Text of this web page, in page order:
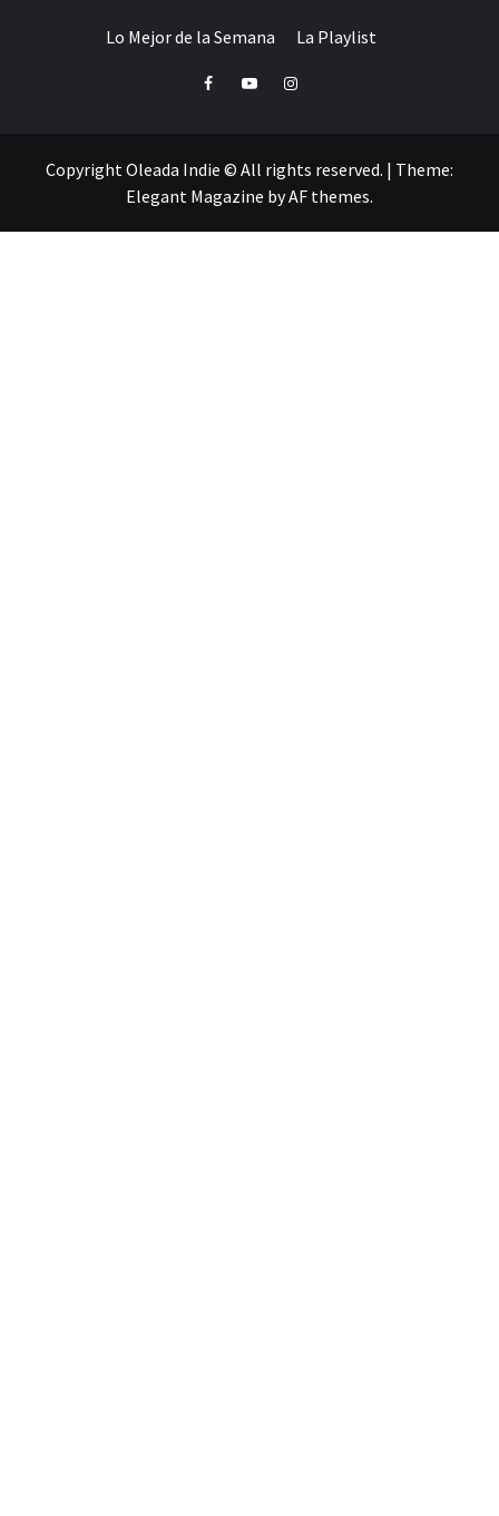
Lo Mejor de la Semana La Playlist
FacebookYoutubeInstagram
Copyright Oleada Indie © All rights reserved. | Theme:
Elegant Magazine byAF themes.